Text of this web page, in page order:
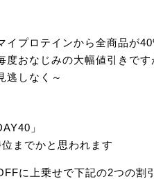
イプロテインから全商品が
度おなじみの大幅値引きで
逃しなく～
」
までかと思われます
に上乗せで下記の2つの割